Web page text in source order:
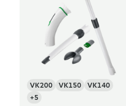
VK200 VK150
VK140
+5